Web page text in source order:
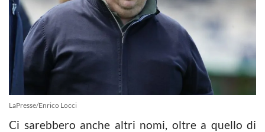
LaPresse/Enrico Locci
Ci sarebbero anche altri nomi, oltre a quello di